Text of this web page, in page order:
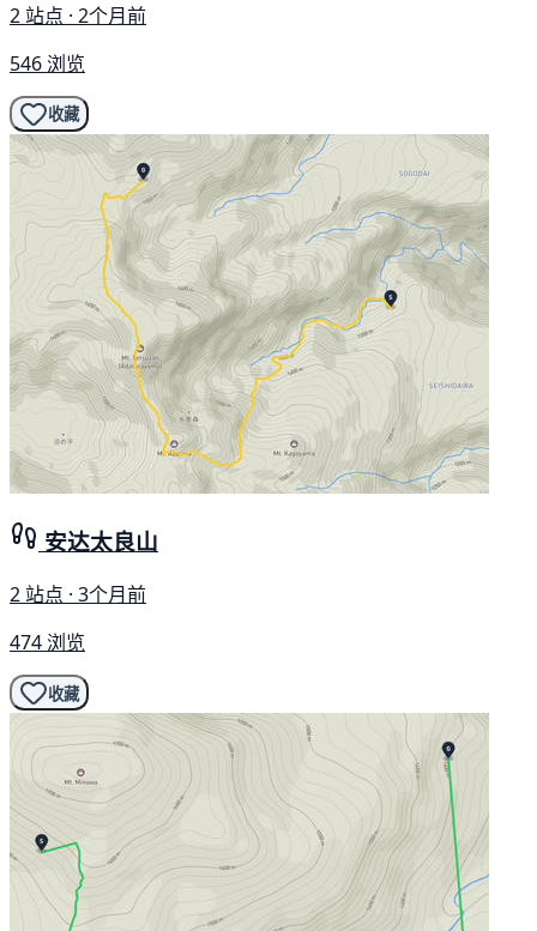
2 站点 · 2个月前
546 浏览
收藏
安达太良山
2 站点 · 3个月前
474 浏览
收藏